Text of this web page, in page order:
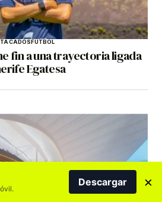
FÚTBOL
fin a una trayectoria ligada
Egatesa
Descargar ×